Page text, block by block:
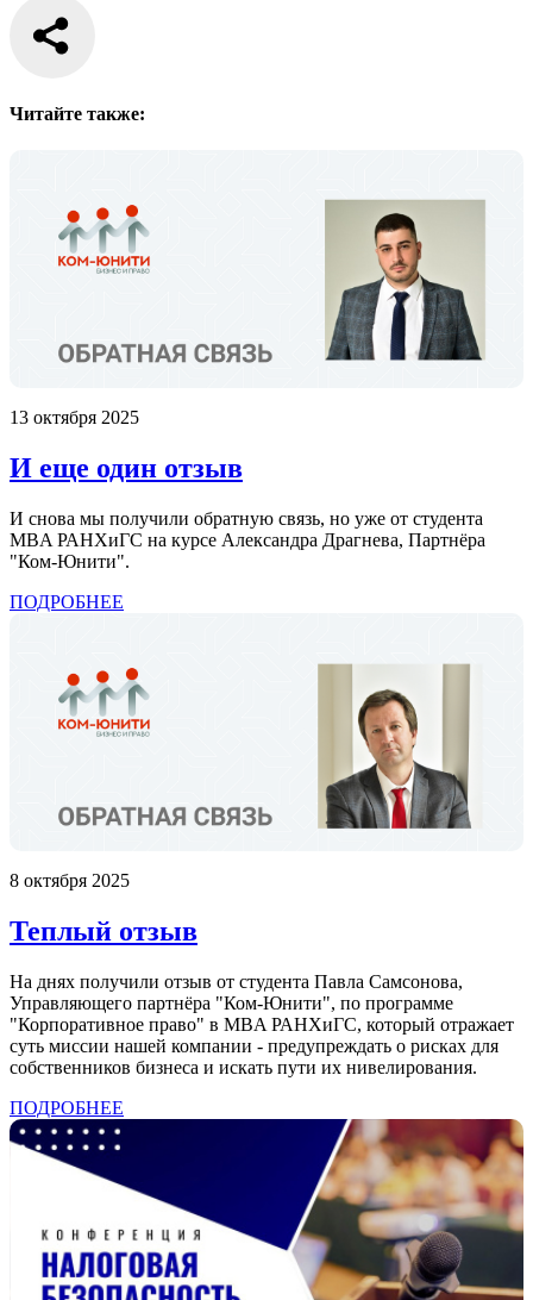
Читайте также:
13 октября 2025
И еще один отзыв
И снова мы получили обратную связь, но уже от студента
MBA РАНХиГС на курсе Александра Драгнева, Партнёра
"Ком-Юнити".
ПОДРОБНЕЕ
8 октября 2025
Теплый отзыв
На днях получили отзыв от студента Павла Самсонова,
Управляющего партнёра "Ком-Юнити", по программе
"Корпоративное право" в MBA РАНХиГС, который отражает
суть миссии нашей компании - предупреждать о рисках для
собственников бизнеса и искать пути их нивелирования.
ПОДРОБНЕЕ